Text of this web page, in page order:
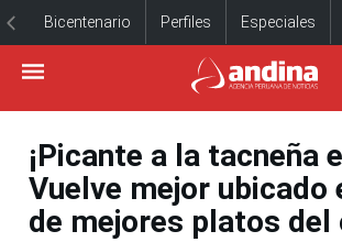
Bicentenario Perfiles Especiales
¡Picante a la tacneña
Vuelve mejor ubicado
de mejores platos del